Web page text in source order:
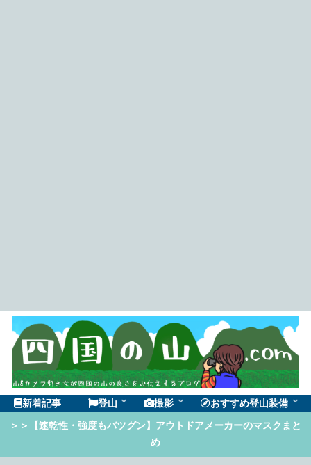
新着記事 登山 撮影 おすすめ登山装備
＞＞【速乾性・強度もバツグン】アウトドアメーカーのマスクまと
め